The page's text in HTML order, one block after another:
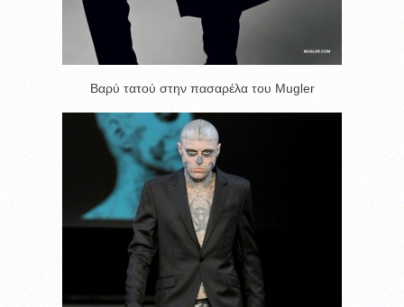
Βαρύ τατού στην πασαρέλα του Mugler